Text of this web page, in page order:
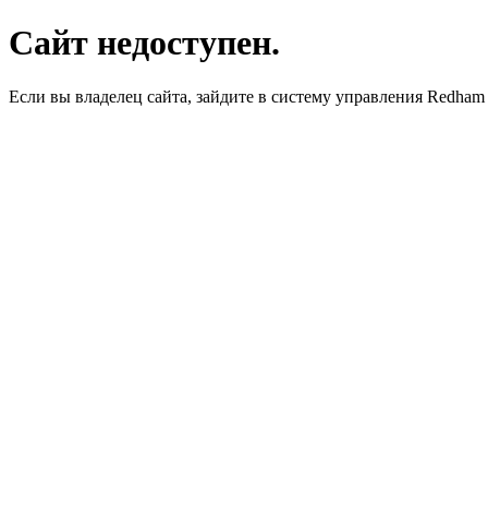
Сайт недоступен.
Если вы владелец сайта, зайдите в систему управления